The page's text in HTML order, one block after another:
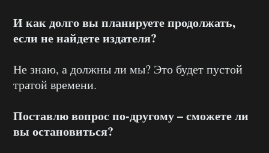
И как долго вы планируете продолжать,
если не найдете издателя?
Не знаю, а должны ли мы? Это будет пустой
тратой времени.
Поставлю вопрос по-другому – сможете ли
вы остановиться?